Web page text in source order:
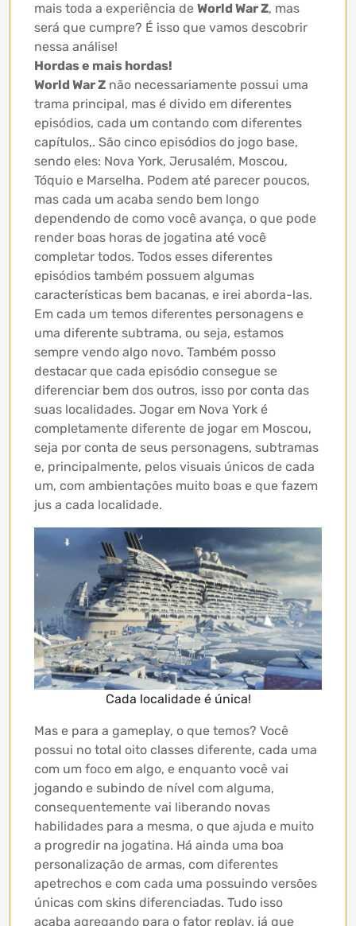
mais toda a experiência de World War Z, mas
será que cumpre? É isso que vamos descobrir
nessa análise!
Hordas e mais hordas!
World War Z não necessariamente possui uma
trama principal, mas é divido em diferentes
episódios, cada um contando com diferentes
capítulos,. São cinco episódios do jogo base,
sendo eles: Nova York, Jerusalém, Moscou,
Tóquio e Marselha. Podem até parecer poucos,
mas cada um acaba sendo bem longo
dependendo de como você avança, o que pode
render boas horas de jogatina até você
completar todos. Todos esses diferentes
episódios também possuem algumas
características bem bacanas, e irei aborda-las.
Em cada um temos diferentes personagens e
uma diferente subtrama, ou seja, estamos
sempre vendo algo novo. Também posso
destacar que cada episódio consegue se
diferenciar bem dos outros, isso por conta das
suas localidades. Jogar em Nova York é
completamente diferente de jogar em Moscou,
seja por conta de seus personagens, subtramas
e, principalmente, pelos visuais únicos de cada
um, com ambientações muito boas e que fazem
jus a cada localidade.
Cada localidade é única!
Mas e para a gameplay, o que temos? Você
possui no total oito classes diferente, cada uma
com um foco em algo, e enquanto você vai
jogando e subindo de nível com alguma,
consequentemente vai liberando novas
habilidades para a mesma, o que ajuda e muito
a progredir na jogatina. Há ainda uma boa
personalização de armas, com diferentes
apetrechos e com cada uma possuindo versões
únicas com skins diferenciadas. Tudo isso
acaba agregando para o fator replay, já que